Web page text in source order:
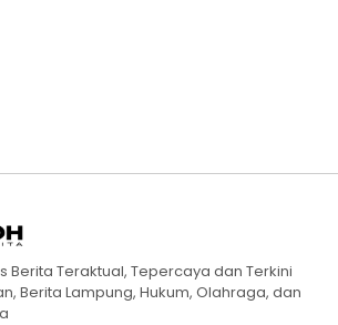
Berita Teraktual, Tepercaya dan Terkini
Berita Lampung, Hukum, Olahraga, dan